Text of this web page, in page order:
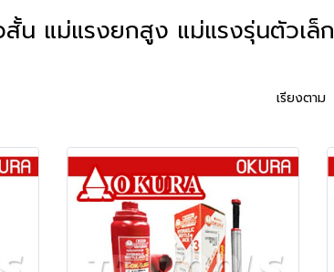
น แม่แรงยกสูง แม่แรงรุ่นตัวเล็ก
เรียงตาม